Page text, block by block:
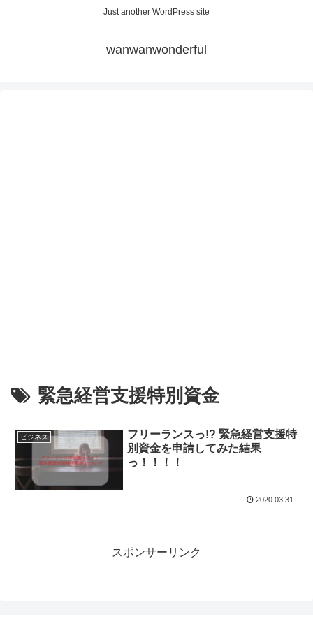
Just another WordPress site
wanwanwonderful
緊急経営支援特別資金
ビジネス
フリーランスっ!? 緊急経営支援特
別資金を申請してみた結果
っ！！！！
2020.03.31
スポンサーリンク